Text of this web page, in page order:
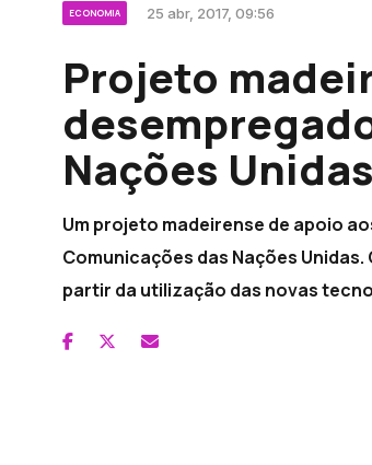
ECONOMIA 25 abr, 2017, 09:56
Projeto
Nações Unidas
Um projeto madeirense de apoio
Comunicações das Nações
partir da utilização das novas